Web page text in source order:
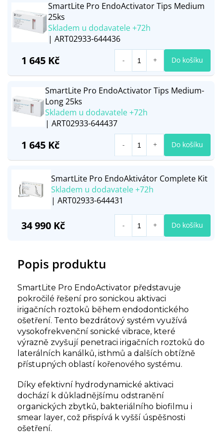
Popis produktu
SmartLite Pro EndoActivator představuje
pokročilé řešení pro sonickou aktivaci
irigačních roztoků během endodontického
ošetření. Tento bezdrátový systém využívá
vysokofrekvenční sonické vibrace, které
výrazně zvyšují penetraci irigačních roztoků do
laterálních kanálků, isthmů a dalších obtížně
přístupných oblastí kořenového systému.
Díky efektivní hydrodynamické aktivaci
dochází k důkladnějšímu odstranění
organických zbytků, bakteriálního biofilmu i
smear layer, což přispívá k vyšší úspěšnosti
ošetření.
SmartLite Pro EndoActivator Tips Medium
25ks
Skladem u dodavatele +72h
| ART02933-644436
1 645 Kč Do košíku
SmartLite Pro EndoActivator Tips Medium-
Long 25ks
Skladem u dodavatele +72h
| ART02933-644437
1 645 Kč Do košíku
SmartLite Pro EndoAktivátor Complete Kit
Skladem u dodavatele +72h
| ART02933-644431
34 990 Kč Do košíku